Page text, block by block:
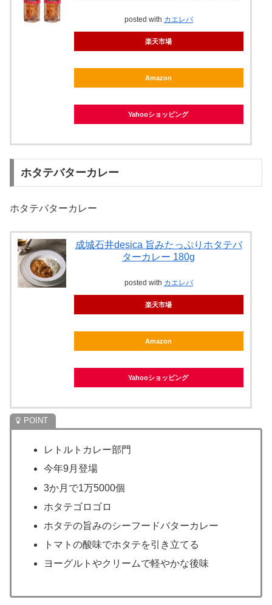
posted with カエレバ
楽天市場
Amazon
Yahooショッピング
ホタテバターカレー
ホタテバターカレー
成城石井desica 旨みたっぷりホタテバ
ターカレー 180g
posted with カエレバ
楽天市場
Amazon
Yahooショッピング
レトルトカレー部門
今年9月登場
3か月で1万5000個
ホタテゴロゴロ
ホタテの旨みのシーフードバターカレー
トマトの酸味でホタテを引き立てる
ヨーグルトやクリームで軽やかな後味